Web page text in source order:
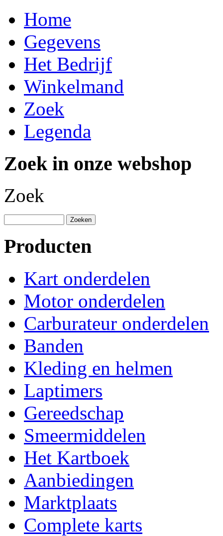
Home
Gegevens
Het Bedrijf
Winkelmand
Zoek
Legenda
Zoek in onze webshop
Zoek
Producten
Kart onderdelen
Motor onderdelen
Carburateur onderdelen
Banden
Kleding en helmen
Laptimers
Gereedschap
Smeermiddelen
Het Kartboek
Aanbiedingen
Marktplaats
Complete karts